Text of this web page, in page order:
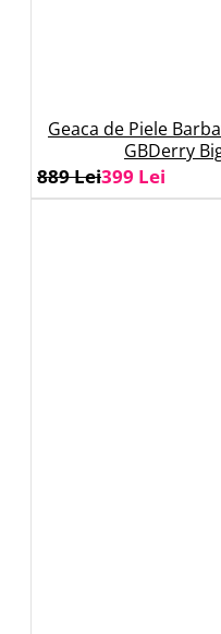
Geaca de Piele
GBDerry
399 Lei
889 Lei